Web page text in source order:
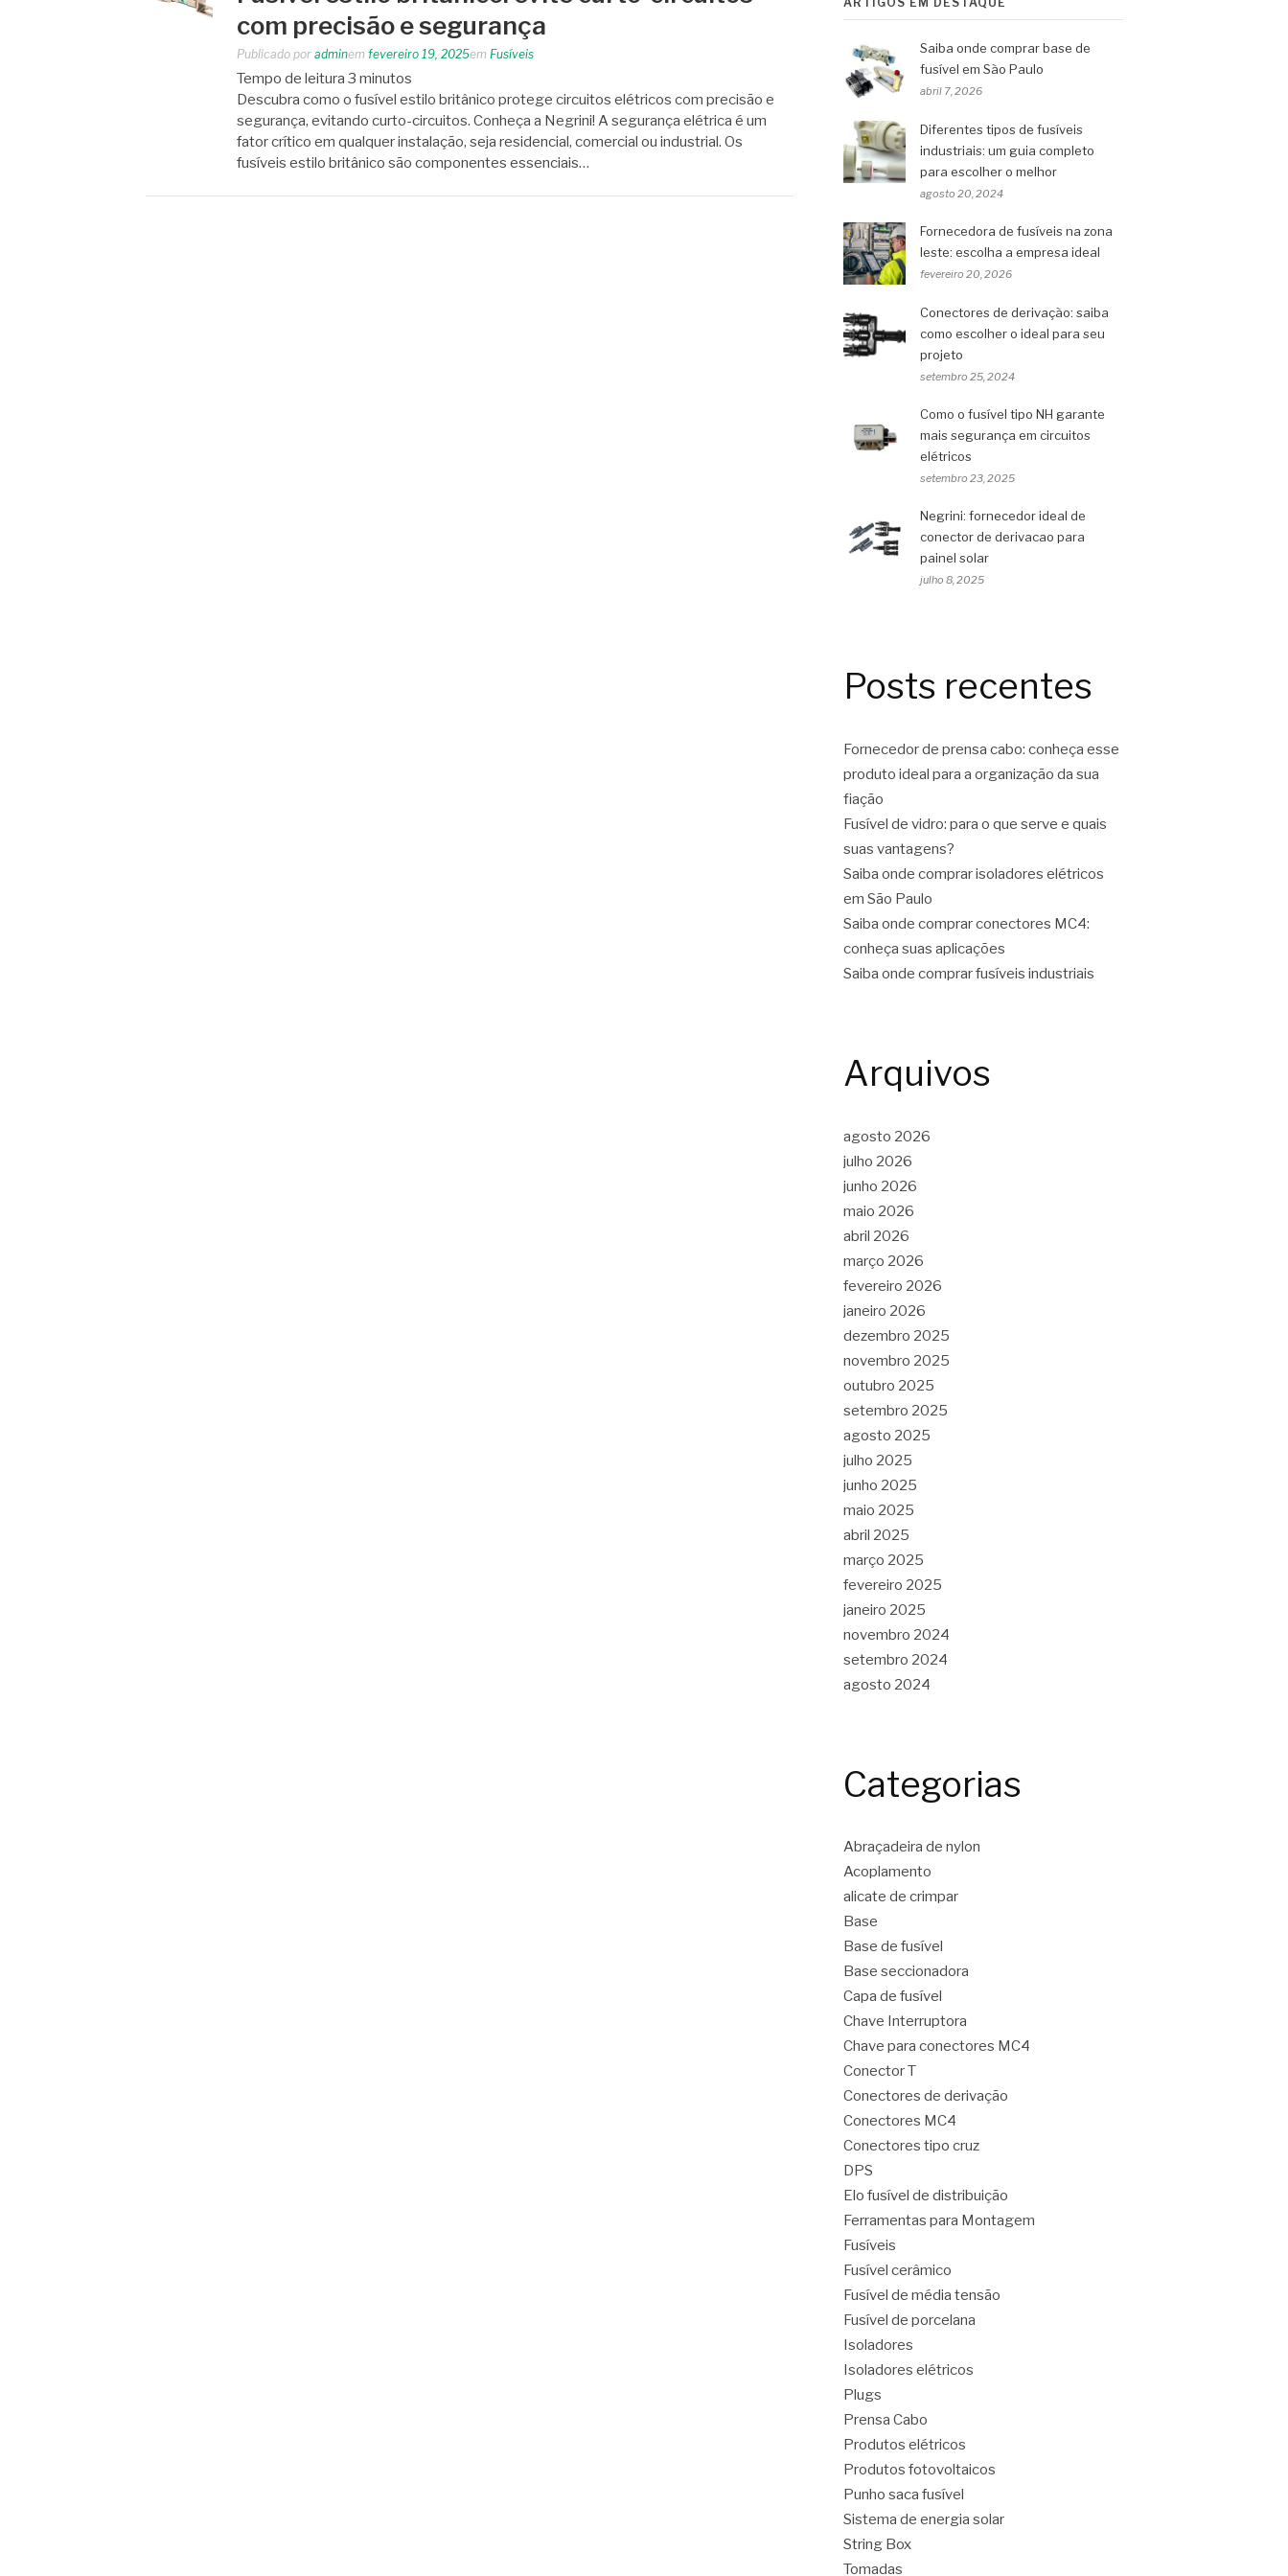
com precisão e segurança
Publicado por adminem fevereiro 19, 2025em Fusíveis
Tempo de leitura 3 minutos
Descubra como o fusível estilo britânico protege circuitos elétricos com precisão e
segurança, evitando curto-circuitos. Conheça a Negrini! A segurança elétrica é um
fator crítico em qualquer instalação, seja residencial, comercial ou industrial. Os
fusíveis estilo britânico são componentes essenciais…
Saiba onde comprar base de
fusível em São Paulo
abril 7, 2026
Diferentes tipos de fusíveis
industriais: um guia completo
para escolher o melhor
agosto 20, 2024
Fornecedora de fusíveis na zona
leste: escolha a empresa ideal
fevereiro 20, 2026
Conectores de derivação: saiba
como escolher o ideal para seu
projeto
setembro 25, 2024
Como o fusível tipo NH garante
mais segurança em circuitos
elétricos
setembro 23, 2025
Negrini: fornecedor ideal de
conector de derivacao para
painel solar
julho 8, 2025
Posts recentes
Fornecedor de prensa cabo: conheça esse
produto ideal para a organização da sua
fiação
Fusível de vidro: para o que serve e quais
suas vantagens?
Saiba onde comprar isoladores elétricos
em São Paulo
Saiba onde comprar conectores MC4:
conheça suas aplicações
Saiba onde comprar fusíveis industriais
Arquivos
agosto 2026
julho 2026
junho 2026
maio 2026
abril 2026
março 2026
fevereiro 2026
janeiro 2026
dezembro 2025
novembro 2025
outubro 2025
setembro 2025
agosto 2025
julho 2025
junho 2025
maio 2025
abril 2025
março 2025
fevereiro 2025
janeiro 2025
novembro 2024
setembro 2024
agosto 2024
Categorias
Abraçadeira de nylon
Acoplamento
alicate de crimpar
Base
Base de fusível
Base seccionadora
Capa de fusível
Chave Interruptora
Chave para conectores MC4
Conector T
Conectores de derivação
Conectores MC4
Conectores tipo cruz
DPS
Elo fusível de distribuição
Ferramentas para Montagem
Fusíveis
Fusível cerâmico
Fusível de média tensão
Fusível de porcelana
Isoladores
Isoladores elétricos
Plugs
Prensa Cabo
Produtos elétricos
Produtos fotovoltaicos
Punho saca fusível
Sistema de energia solar
String Box
Tomadas